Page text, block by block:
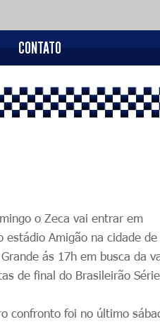
CONTATO
o Zeca vai entrar em
estádio Amigão na cidade de
ás 17h em busca da
de final do Brasileirão Série
confronto foi no último